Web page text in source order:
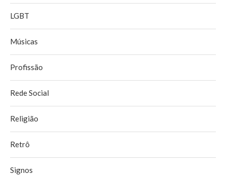
LGBT
Músicas
Profissão
Rede Social
Religião
Retrô
Signos